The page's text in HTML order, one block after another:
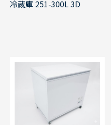
冷蔵庫 251-300L 3D